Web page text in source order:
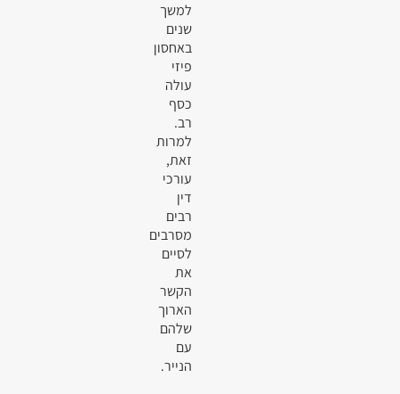
למשך
שנים
באחסון
פיזי
עולה
כסף
רב.
למרות
זאת,
עורכי
דין
רבים
מסרבים
לסיים
את
הקשר
הארוך
שלהם
עם
הנייר.